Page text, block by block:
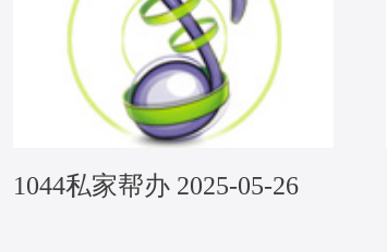
1044私家帮办 2025-05-26